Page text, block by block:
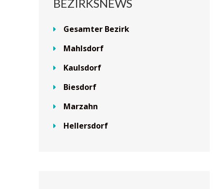
BEZIRKSNEWS
Gesamter Bezirk
Mahlsdorf
Kaulsdorf
Biesdorf
Marzahn
Hellersdorf